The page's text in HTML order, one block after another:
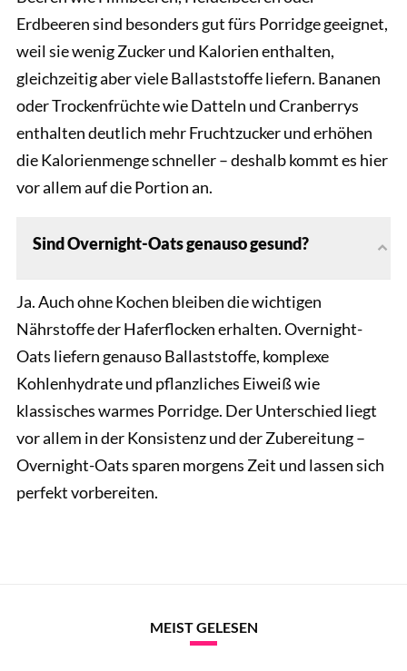
Erdbeeren sind besonders gut fürs Porridge geeignet,
weil sie wenig Zucker und Kalorien enthalten,
gleichzeitig aber viele Ballaststoffe liefern. Bananen
oder Trockenfrüchte wie Datteln und Cranberrys
enthalten deutlich mehr Fruchtzucker und erhöhen
die Kalorienmenge schneller – deshalb kommt es hier
vor allem auf die Portion an.
Sind Overnight-Oats genauso gesund?
Ja. Auch ohne Kochen bleiben die wichtigen
Nährstoffe der Haferflocken erhalten. Overnight-
Oats liefern genauso Ballaststoffe, komplexe
Kohlenhydrate und pflanzliches Eiweiß wie
klassisches warmes Porridge. Der Unterschied liegt
vor allem in der Konsistenz und der Zubereitung –
Overnight-Oats sparen morgens Zeit und lassen sich
perfekt vorbereiten.
MEIST GELESEN